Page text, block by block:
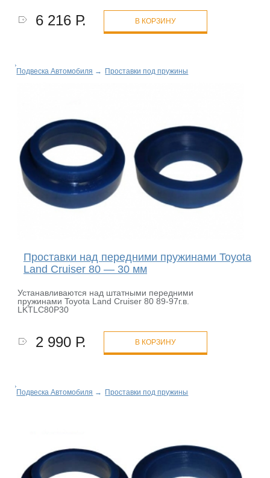
6 216 Р. В КОРЗИНУ
Подвеска Автомобиля → Проставки под пружины
Проставки над передними пружинами Toyota
Land Cruiser 80 — 30 мм
Устанавливаются над штатными передними
пружинами Toyota Land Cruiser 80 89-97г.в.
LKTLC80P30
2 990 Р. В КОРЗИНУ
Подвеска Автомобиля → Проставки под пружины